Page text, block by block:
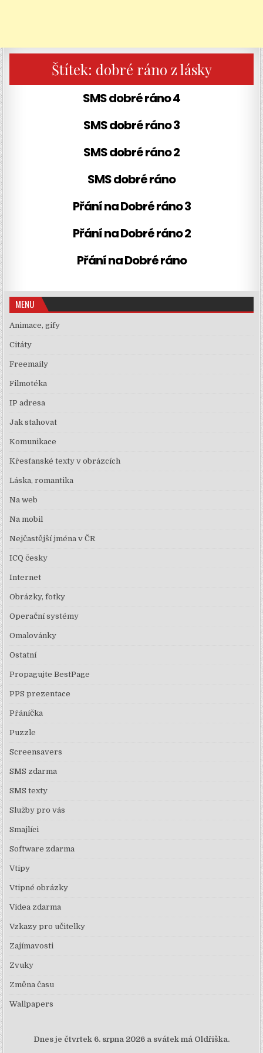
Štítek: dobré ráno z lásky
SMS dobré ráno 4
SMS dobré ráno 3
SMS dobré ráno 2
SMS dobré ráno
Přání na Dobré ráno 3
Přání na Dobré ráno 2
Přání na Dobré ráno
MENU
Animace, gify
Citáty
Freemaily
Filmotéka
IP adresa
Jak stahovat
Komunikace
Křesťanské texty v obrázcích
Láska, romantika
Na web
Na mobil
Nejčastější jména v ČR
ICQ česky
Internet
Obrázky, fotky
Operační systémy
Omalovánky
Ostatní
Propagujte BestPage
PPS prezentace
Přáníčka
Puzzle
Screensavers
SMS zdarma
SMS texty
Služby pro vás
Smajlíci
Software zdarma
Vtipy
Vtipné obrázky
Videa zdarma
Vzkazy pro učitelky
Zajímavosti
Zvuky
Změna času
Wallpapers
Dnes je čtvrtek 6. srpna 2026 a svátek má Oldřiška.